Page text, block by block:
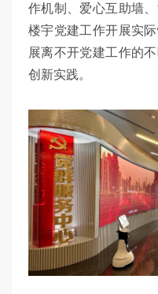
作机制、爱心互助墙
楼宇党建工作开展实
展离不开党建工作的
创新实践。